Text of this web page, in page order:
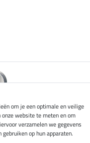
om je een optimale en veilige
website te meten en om
verzamelen we gegevens
op hun apparaten.